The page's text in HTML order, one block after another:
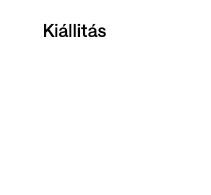
Kiállitás